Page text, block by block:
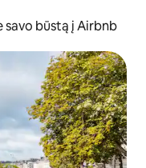
savo būstą į Airbnb